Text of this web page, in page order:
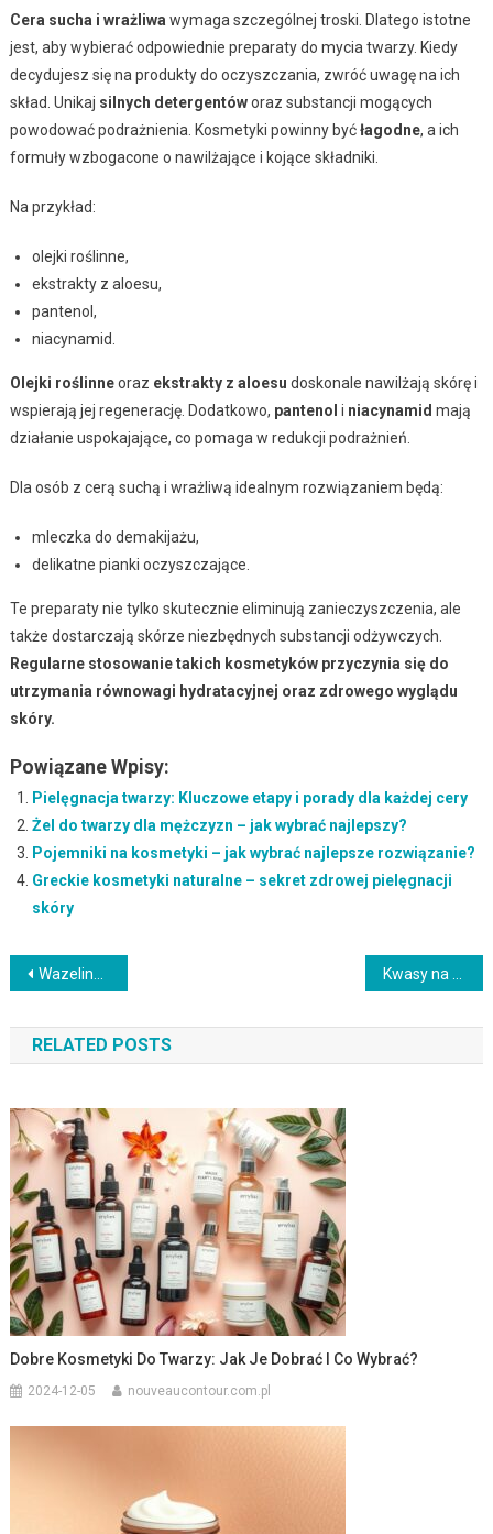
Cera sucha i wrażliwa wymaga szczególnej troski. Dlatego istotne
jest, aby wybierać odpowiednie preparaty do mycia twarzy. Kiedy
decydujesz się na produkty do oczyszczania, zwróć uwagę na ich
skład. Unikaj silnych detergentóworaz substancji mogących
powodować podrażnienia. Kosmetyki powinny byćłagodne, a ich
formuły wzbogacone o nawilżające i kojące składniki.
Na przykład:
olejki roślinne,
ekstrakty z aloesu,
pantenol,
niacynamid.
Olejki roślinneoraz ekstrakty z aloesu doskonale nawilżają skórę i
wspierają jej regenerację. Dodatkowo, pantenol i niacynamid mają
działanie uspokajające, co pomaga w redukcji podrażnień.
Dla osób z cerą suchą i wrażliwą idealnym rozwiązaniem będą:
mleczka do demakijażu,
delikatne pianki oczyszczające.
Te preparaty nie tylko skutecznie eliminują zanieczyszczenia, ale
także dostarczają skórze niezbędnych substancji odżywczych.
Regularne stosowanie takich kosmetyków przyczynia się do
utrzymania równowagi hydratacyjnej oraz zdrowego wyglądu
skóry.
Powiązane Wpisy:
Pielęgnacja twarzy: Kluczowe etapy i porady dla każdej cery
Żel do twarzy dla mężczyzn – jak wybrać najlepszy?
Pojemniki na kosmetyki – jak wybrać najlepsze rozwiązanie?
Greckie kosmetyki naturalne – sekret zdrowej pielęgnacji
skóry
Nawigacja
wpisu
Wazelina biała – zastosowanie w kosmetyce i medycynie oraz jej właściwości
RELATED POSTS
Dobre Kosmetyki Do Twarzy: Jak Je Dobrać I Co Wybrać?
2024-12-05 nouveaucontour.com.pl